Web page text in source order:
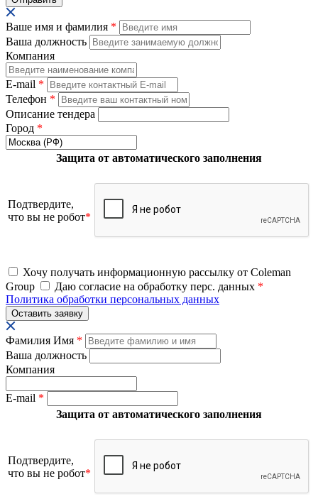
Ваше имя и фамилия *
Ваша должность
Компания
E-mail *
Телефон *
Описание тендера
Город *
Защита от автоматического заполнения
Подтвердите,
что вы не робот*
Хочу получать информационную рассылку от Coleman
Group
Даю согласие на обработку перс. данных *
Политика обработки персональных данных
Фамилия Имя *
Ваша должность
Компания
E-mail *
Защита от автоматического заполнения
Подтвердите,
что вы не робот*